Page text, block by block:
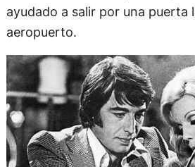
ayudado a salir por una puerta
aeropuerto.